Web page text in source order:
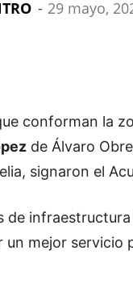
- 29 mayo,
conforman la
de Álvaro
signaron el
de
mejor servicio